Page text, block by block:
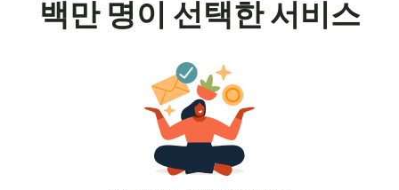
백만 명이 선택한 서비스